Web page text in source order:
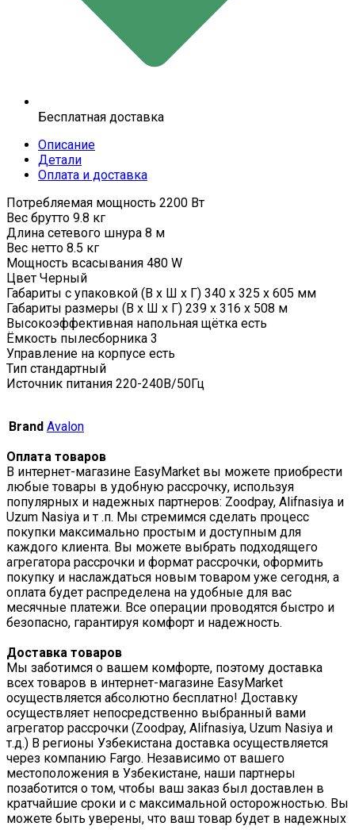
Бесплатная доставка
Описание
Детали
Оплата и доставка
Потребляемая мощность 2200 Вт
Вес брутто 9.8 кг
Длина сетевого шнура 8 м
Вес нетто 8.5 кг
Мощность всасывания 480 W
Цвет Черный
Габариты с упаковкой (В х Ш х Г) 340 x 325 x 605 мм
Габариты размеры (В х Ш х Г) 239 x 316 x 508 м
Высокоэффективная напольная щётка есть
Ёмкость пылесборника 3
Управление на корпусе есть
Тип стандартный
Источник питания 220-240В/50Гц
Brand Avalon
Оплата товаров
В интернет-магазине EasyMarket вы можете приобрести
любые товары в удобную рассрочку, используя
популярных и надежных партнеров: Zoodpay, Alifnasiya и
Uzum Nasiya и т .п. Мы стремимся сделать процесс
покупки максимально простым и доступным для
каждого клиента. Вы можете выбрать подходящего
агрегатора рассрочки и формат рассрочки, оформить
покупку и наслаждаться новым товаром уже сегодня, а
оплата будет распределена на удобные для вас
месячные платежи. Все операции проводятся быстро и
безопасно, гарантируя комфорт и надежность.
Доставка товаров
Мы заботимся о вашем комфорте, поэтому доставка
всех товаров в интернет-магазине EasyMarket
осуществляется абсолютно бесплатно! Доставку
осуществляет непосредственно выбранный вами
агрегатор рассрочки (Zoodpay, Alifnasiya, Uzum Nasiya и
т.д.) В регионы Узбекистана доставка осуществляется
через компанию Fargo. Независимо от вашего
местоположения в Узбекистане, наши партнеры
позаботится о том, чтобы ваш заказ был доставлен в
кратчайшие сроки и с максимальной осторожностью. Вы
можете быть уверены, что ваш товар будет в надежных